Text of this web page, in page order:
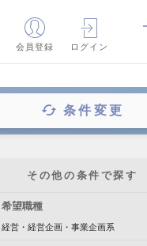
会員登録 ログイン
条件変更
その他の条件で探す
希望職種
経営・経営企画・事業企画系